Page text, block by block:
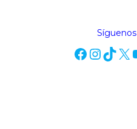
Síguenos